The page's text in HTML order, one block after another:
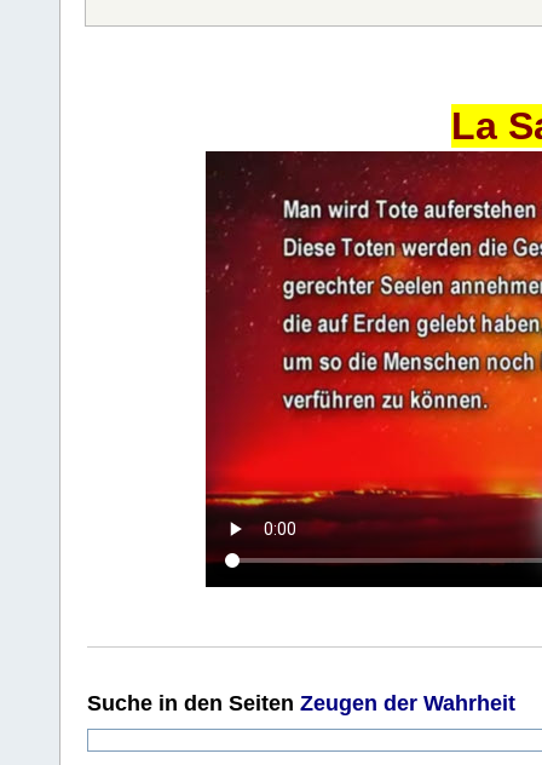
La
Suche in den Seiten Zeugen der Wahrheit